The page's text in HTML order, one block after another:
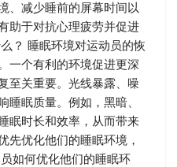
、减少睡前的屏幕时间以
助于对抗心理疲劳并促进
？ 睡眠环境对运动员的恢
一个有利的环境促进更深
至关重要。光线暴露、噪
睡眠质量。例如，黑暗、
眠时长和效率，从而带来
先优化他们的睡眠环境，
如何优化他们的睡眠环